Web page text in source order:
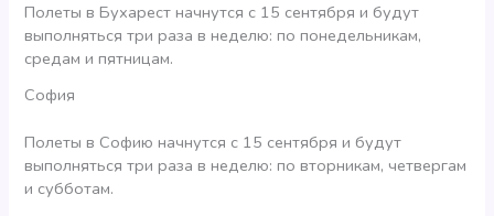
Полеты в Бухарест начнутся с 15 сентября и будут
выполняться три раза в неделю: по понедельникам,
средам и пятницам.
София
Полеты в Софию начнутся с 15 сентября и будут
выполняться три раза в неделю: по вторникам, четвергам
и субботам.